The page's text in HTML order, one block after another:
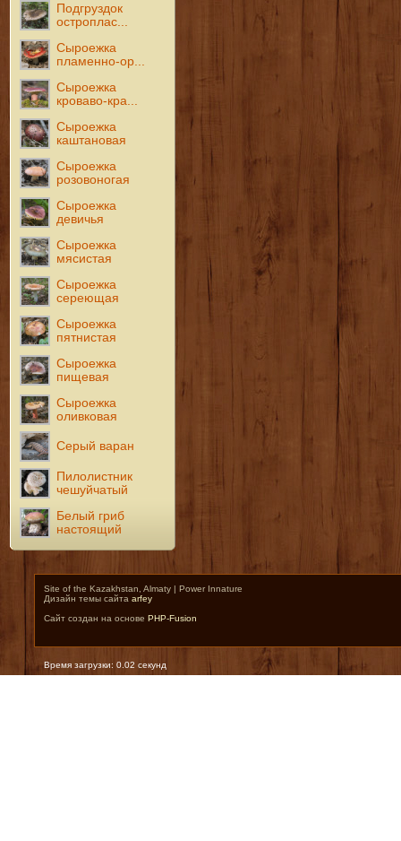
Подгруздок
остроплас...
Сыроежка
пламенно-ор...
Сыроежка
кроваво-кра...
Сыроежка
каштановая
Сыроежка
розовоногая
Сыроежка
девичья
Сыроежка
мясистая
Сыроежка
сереющая
Сыроежка
пятнистая
Сыроежка
пищевая
Сыроежка
оливковая
Серый варан
Пилолистник
чешуйчатый
Белый гриб
настоящий
Site of the Kazakhstan, Almaty | Power Innature
Дизайн темы сайта arfey
Сайт создан на основе PHP-Fusion
Время загрузки: 0.02 секунд